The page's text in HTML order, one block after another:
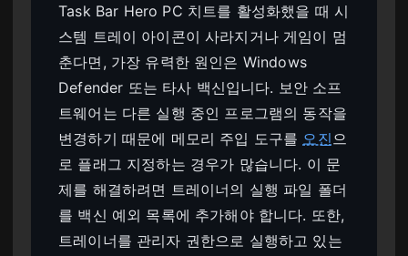
Task Bar Hero PC 치트를 활성화했을 때 시
스템 트레이 아이콘이 사라지거나 게임이 멈
춘다면, 가장 유력한 원인은 Windows
Defender 또는 타사 백신입니다. 보안 소프
트웨어는 다른 실행 중인 프로그램의 동작을
변경하기 때문에 메모리 주입 도구를 오진으
로 플래그 지정하는 경우가 많습니다. 이 문
제를 해결하려면 트레이너의 실행 파일 폴더
를 백신 예외 목록에 추가해야 합니다. 또한,
트레이너를 관리자 권한으로 실행하고 있는